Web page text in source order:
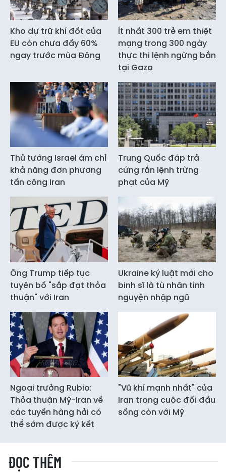
Kho dự trữ khí đốt của
EU còn chưa đầy 60%
ngay trước mùa Đông
Ít nhất 300 trẻ em thiệt
mạng trong 300 ngày
thực thi lệnh ngừng bắn
tại Gaza
Thủ tướng Israel ám chỉ
khả năng đơn phương
tấn công Iran
Trung Quốc đáp trả
cứng rắn lệnh trừng
phạt của Mỹ
Ông Trump tiếp tục
tuyên bố "sắp đạt thỏa
thuận" với Iran
Ukraine ký luật mới cho
binh sĩ là tù nhân tình
nguyện nhập ngũ
Ngoại trưởng Rubio:
Thỏa thuận Mỹ-Iran về
các tuyến hàng hải có
thể sớm được ký kết
"Vũ khí mạnh nhất" của
Iran trong cuộc đối đầu
sống còn với Mỹ
ĐỌC THÊM